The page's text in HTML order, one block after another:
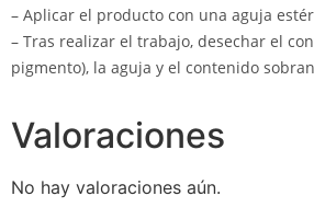
– Aplicar el producto con una aguja
– Tras realizar el trabajo, desechar el
pigmento), la aguja y el contenido
Valoraciones
No hay valoraciones aún.